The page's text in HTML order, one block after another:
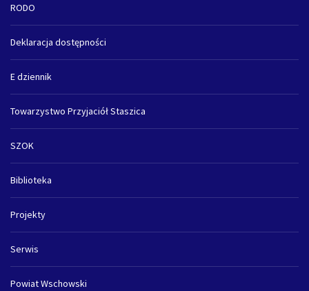
RODO
Deklaracja dostępności
E dziennik
Towarzystwo Przyjaciół Staszica
SZOK
Biblioteka
Projekty
Serwis
Powiat Wschowski